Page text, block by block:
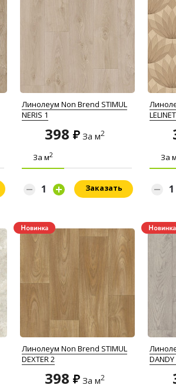
Линолеум Non Brend STIMUL
NERIS 1
398 За м2
За м2
Заказать
За м
Линолеум Non Brend STIMUL
DEXTER 2
398 За м2
DANDY